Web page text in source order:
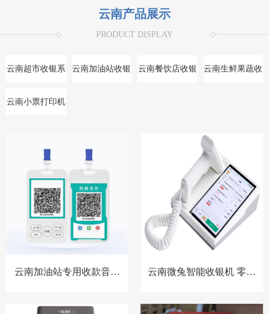
云南产品展示
PRODUCT DISPLAY
云南超市收银系
统
云南加油站收银 云南餐饮店收银 云南生鲜果蔬收
云南小票打印机
云南加油站专用收款音箱
云南微兔智能收银机 零售